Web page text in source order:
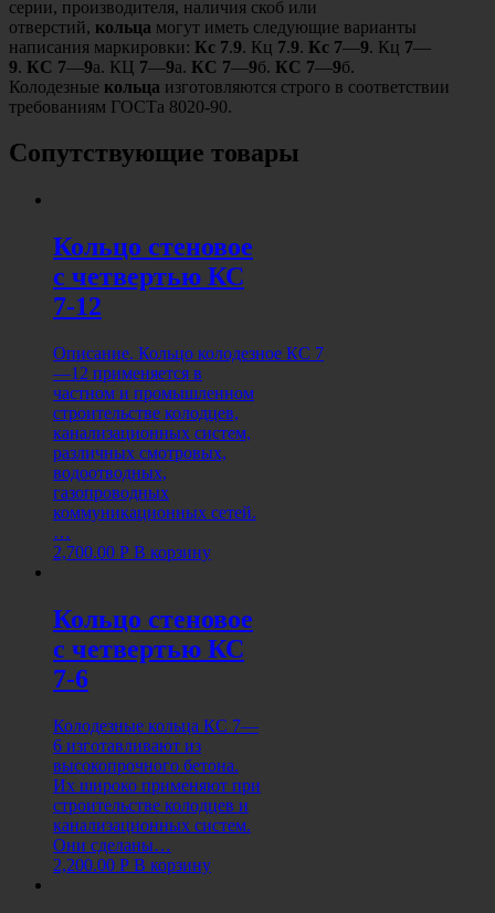
серии, производителя, наличия скоб или
отверстий, кольца могут иметь следующие варианты
написания маркировки: Кс 7.9. Кц 7.9. Кс 7—9. Кц 7—
9. КС 7—9а. КЦ 7—9а. КС 7—9б. КС 7—9б.
Колодезные кольца изготовляются строго в соответствии
требованиям ГОСТа 8020-90.
Сопутствующие товары
Кольцо стеновое
с четвертью КС
7-12
Описание. Кольцо колодезное КС 7
—12 применяется в
частном и промышленном
строительстве колодцев,
канализационных систем,
различных смотровых,
водоотводных,
газопроводных
коммуникационных сетей.
…
2,700.00 Р В корзину
Кольцо стеновое
с четвертью КС
7-6
Колодезные кольца КС 7—
6 изготавливают из
высокопрочного бетона.
Их широко применяют при
строительстве колодцев и
канализационных систем.
Они сделаны…
2,200.00 Р В корзину